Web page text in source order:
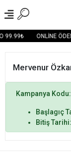
99.99₺ ONLİNE
Mervenur
Kampanya Kodu:
Başlagıç
Bitiş